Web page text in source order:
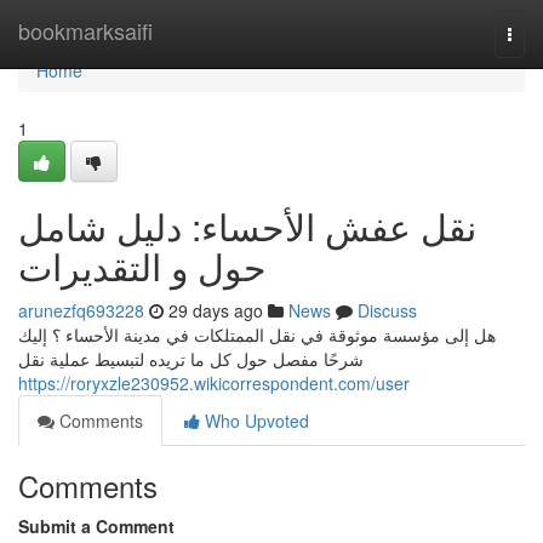
bookmarksaifi
Home
Home
1
نقل عفش الأحساء: دليل شامل
حول و التقديرات
arunezfq693228 29 days ago News
Discuss
هل إلى مؤسسة موثوقة في نقل الممتلكات في مدينة الأحساء ؟ إليك
شرحًا مفصل حول كل ما تريده لتبسيط عملية نقل
https://roryxzle230952.wikicorrespondent.com/user
Comments
Who Upvoted
Comments
Submit a Comment